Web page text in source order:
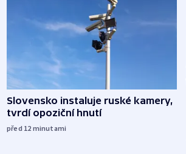
Slovensko instaluje ruské kamery,
tvrdí opoziční hnutí
před 12 minutami